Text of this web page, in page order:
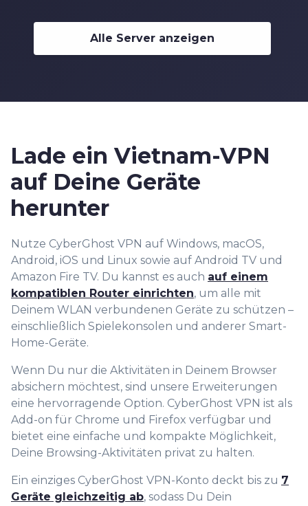
Alle Server anzeigen
Lade ein Vietnam-VPN
auf Deine Geräte
herunter
Nutze CyberGhost VPN auf Windows, macOS,
Android, iOS und Linux sowie auf Android TV und
Amazon Fire TV. Du kannst es auch auf einem
kompatiblen Router einrichten, um alle mit
Deinem WLAN verbundenen Geräte zu schützen –
einschließlich Spielekonsolen und anderer Smart-
Home-Geräte.
Wenn Du nur die Aktivitäten in Deinem Browser
absichern möchtest, sind unsere Erweiterungen
eine hervorragende Option. CyberGhost VPN ist als
Add-on für Chrome und Firefox verfügbar und
bietet eine einfache und kompakte Möglichkeit,
Deine Browsing-Aktivitäten privat zu halten.
Ein einziges CyberGhost VPN-Konto deckt bis zu 7
Geräte gleichzeitig ab, sodass Du Dein